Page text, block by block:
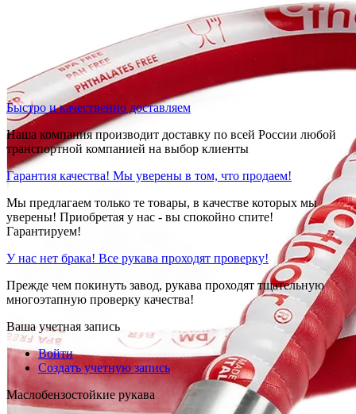
Быстро и качественно доставляем
Наша компания производит доставку по всей России любой
транспортной компанией на выбор клиенты
Гарантия качества! Мы уверены в том, что продаем!
Мы предлагаем только те товары, в качестве которых мы
уверены! Приобретая у нас - вы спокойно спите!
Гарантируем!
У нас нет брака! Все рукава проходят проверку!
Прежде чем покинуть завод, рукава проходят тщательную
многоэтапную проверку качества!
Ваша учетная запись
Войти
Создать учетную запись
Маслобензостойкие рукава